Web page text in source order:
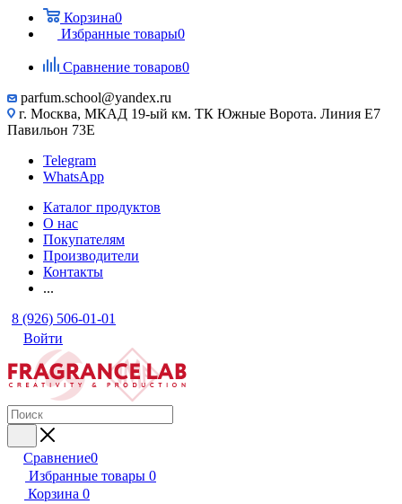
Корзина0
Избранные товары0
Сравнение товаров0
parfum.school@yandex.ru
г. Москва, МКАД 19-ый км. ТК Южные Ворота. Линия Е7
Павильон 73Е
Telegram
WhatsApp
Каталог продуктов
О нас
Покупателям
Производители
Контакты
...
8 (926) 506-01-01
Войти
Сравнение0
Избранные товары 0
Корзина 0